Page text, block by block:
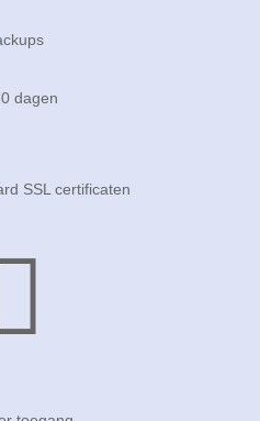
dagen
SSL certificaten